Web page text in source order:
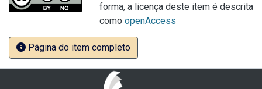
forma, a licença deste item é descrita
como openAccess
Página do item completo